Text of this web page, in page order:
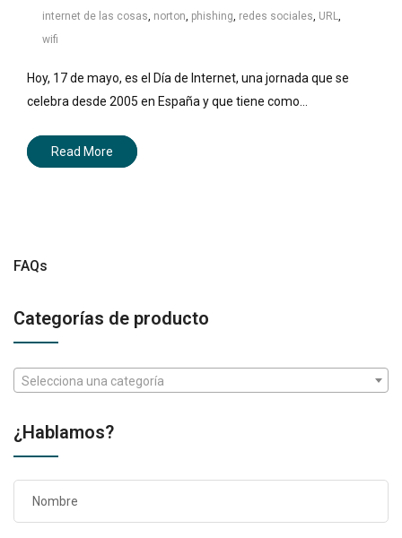
internet de las cosas norton phishing redes sociales URL
wifi
Hoy, 17 de mayo, es el Día de Internet, una jornada que se
celebra desde 2005 en España y que tiene como…
Read More
FAQs
Categorías de producto
Selecciona una categoría
¿Hablamos?